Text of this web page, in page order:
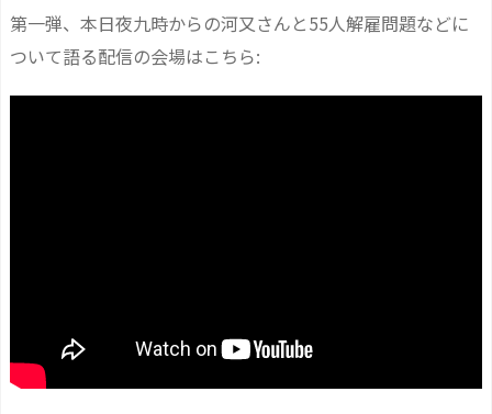
第一弾、本日夜九時からの河又さんと55人解雇問題などに
ついて語る配信の会場はこちら: